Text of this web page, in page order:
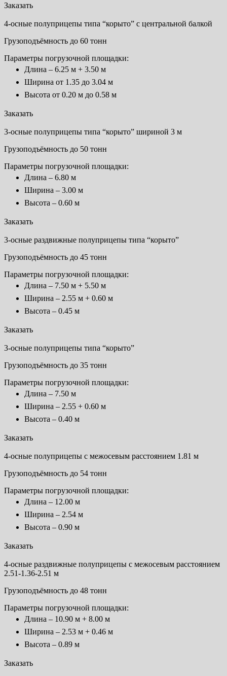
Заказать
4-осные полуприцепы типа “корыто” с центральной балкой
Грузоподъёмность до 60 тонн
Параметры погрузочной площадки:
Длина – 6.25 м + 3.50 м
Ширина от 1.35 до 3.04 м
Высота от 0.20 м до 0.58 м
Заказать
3-осные полуприцепы типа “корыто” шириной 3 м
Грузоподъёмность до 50 тонн
Параметры погрузочной площадки:
Длина – 6.80 м
Ширина – 3.00 м
Высота – 0.60 м
Заказать
3-осные раздвижные полуприцепы типа “корыто”
Грузоподъёмность до 45 тонн
Параметры погрузочной площадки:
Длина – 7.50 м + 5.50 м
Ширина – 2.55 м + 0.60 м
Высота – 0.45 м
Заказать
3-осные полуприцепы типа “корыто”
Грузоподъёмность до 35 тонн
Параметры погрузочной площадки:
Длина – 7.50 м
Ширина – 2.55 + 0.60 м
Высота – 0.40 м
Заказать
4-осные полуприцепы с межосевым расстоянием 1.81 м
Грузоподъёмность до 54 тонн
Параметры погрузочной площадки:
Длина – 12.00 м
Ширина – 2.54 м
Высота – 0.90 м
Заказать
4-осные раздвижные полуприцепы с межосевым расстоянием
2.51-1.36-2.51 м
Грузоподъёмность до 48 тонн
Параметры погрузочной площадки:
Длина – 10.90 м + 8.00 м
Ширина – 2.53 м + 0.46 м
Высота – 0.89 м
Заказать